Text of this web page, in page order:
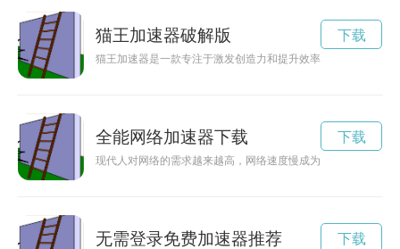
猫王加速器破解版
猫王加速器是一款专注于激发创造力和提升效率的工具。通过
下载
全能网络加速器下载
现代人对网络的需求越来越高，网络速度慢成为了常见问题。
下载
无需登录免费加速器推荐 下载